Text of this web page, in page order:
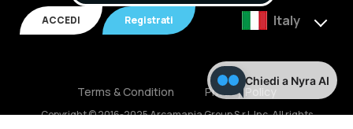
Chiedi a Nyra AI
ACCEDI Registrati Italy
Copyright © 2016-2025 Arcamania Group S.r.l, Inc. All rights
Terms & Condition Privacy Policy